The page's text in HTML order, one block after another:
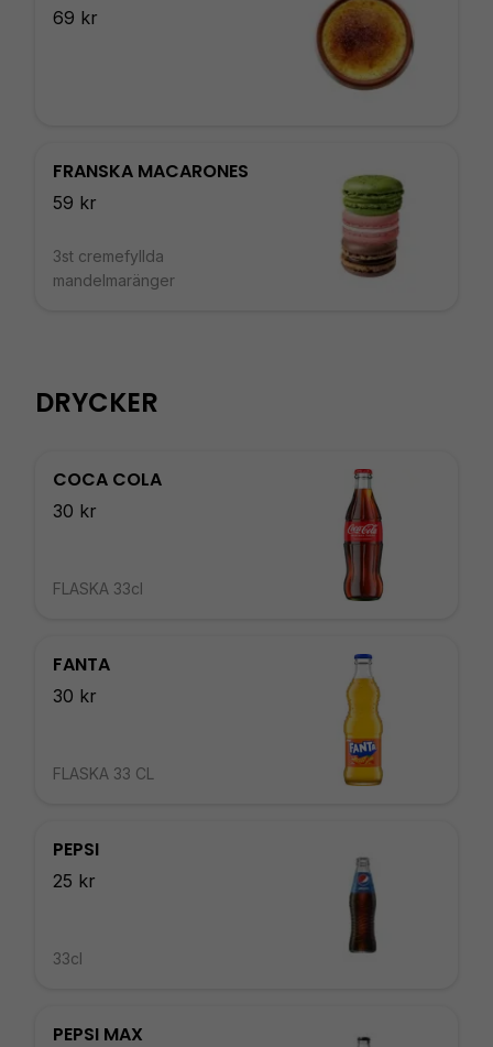
69 kr
FRANSKA MACARONES
59 kr
3st cremefyllda
mandelmaränger
DRYCKER
COCA COLA
30 kr
FLASKA 33cl
FANTA
30 kr
FLASKA 33 CL
PEPSI
25 kr
33cl
PEPSI MAX